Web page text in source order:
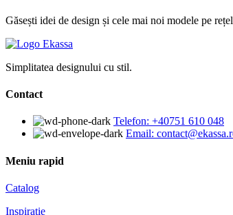
Găsești idei de design și cele mai noi modele pe
Simplitatea designului cu stil.
Contact
Telefon: +40751 610 048
Email:
Meniu rapid
Catalog
Inspirație